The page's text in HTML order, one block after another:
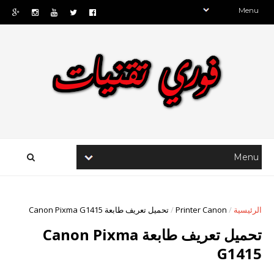
الرئيسية /
Printer Canon
/تحميل تعريف طابعة Canon Pixma G1415
تحميل تعريف طابعة Canon Pixma
G1415